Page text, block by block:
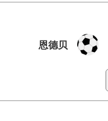
恩德贝